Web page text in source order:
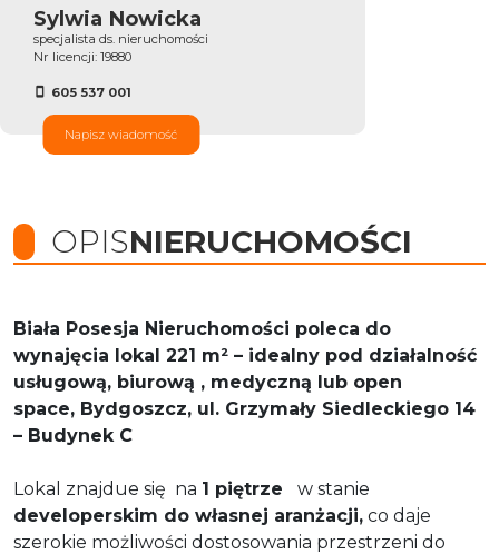
Sylwia Nowicka
specjalista ds. nieruchomości
Nr licencji: 19880
605 537 001
Napisz wiadomość
OPISNIERUCHOMOŚCI
Biała Posesja Nieruchomości poleca do
wynajęcia lokal 221 m² – idealny pod działalność
usługową, biurową , medyczną lub open
space, Bydgoszcz, ul. Grzymały Siedleckiego 14
– Budynek C
Lokal znajdue się na 1 piętrze
w stanie
developerskim do własnej aranżacji, co daje
szerokie możliwości dostosowania przestrzeni do